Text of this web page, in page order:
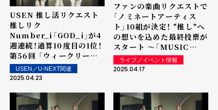
USEN 推し活リクエスト
推しリク
Number_i「GOD_i」が4
週連続！通算10度目の1位！
第56回 「ウィークリーラ
ンキング」を発表～ 上位ラ
ンクイン楽曲は街中・店内
USEN／U-NEXT関連
2025.04.23
ファンの楽曲リクエストで
「ノミネートアーティス
ト」10組が決定！ "推し"へ
の想いを込めた最終投票が
スタート ～「MUSIC
AWARDS JAPAN」リクエ
スト特別賞 「推し活リクエ
USEN」の表彰に向けて～
ライブ／イベント情報
2025.04.17